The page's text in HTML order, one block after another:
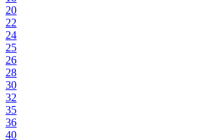
20
22
24
25
26
28
30
32
35
36
40